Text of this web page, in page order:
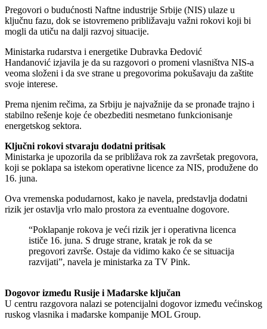
Pregovori o budućnosti Naftne industrije Srbije (NIS) ulaze u
ključnu fazu, dok se istovremeno približavaju važni rokovi koji bi
mogli da utiču na dalji razvoj situacije.
Ministarka rudarstva i energetike Dubravka Đedović
Handanović izjavila je da su razgovori o promeni vlasništva NIS-a
veoma složeni i da sve strane u pregovorima pokušavaju da zaštite
svoje interese.
Prema njenim rečima, za Srbiju je najvažnije da se pronađe trajno i
stabilno rešenje koje će obezbediti nesmetano funkcionisanje
energetskog sektora.
Ključni rokovi stvaraju dodatni pritisak
Ministarka je upozorila da se približava rok za završetak pregovora,
koji se poklapa sa istekom operativne licence za NIS, produžene do
16. juna.
Ova vremenska podudarnost, kako je navela, predstavlja dodatni
rizik jer ostavlja vrlo malo prostora za eventualne dogovore.
“Poklapanje rokova je veći rizik jer i operativna licenca
ističe 16. juna. S druge strane, kratak je rok da se
pregovori završe. Ostaje da vidimo kako će se situacija
razvijati”, navela je ministarka za TV Pink.
Dogovor između Rusije i Mađarske ključan
U centru razgovora nalazi se potencijalni dogovor između većinskog
ruskog vlasnika i mađarske kompanije MOL Group.